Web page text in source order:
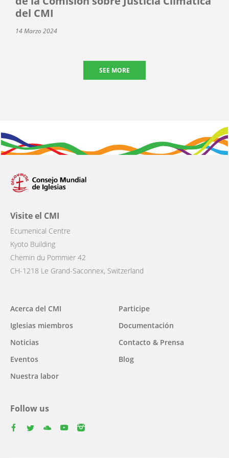
del CMI
14 Marzo 2024
SEE MORE
Visite el CMI
Ecumenical Centre
Kyoto Building
Chemin du Pommier 42
CH-1218 Le Grand-Saconnex, Switzerland
Main
navigation
Acerca del CMI
Iglesias miembros
Noticias
Eventos
Nuestra labor
Participe
Documentación
Contacto & Prensa
Blog
Follow us